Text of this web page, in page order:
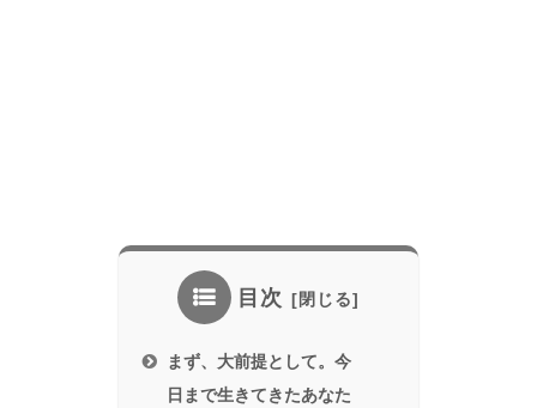
目次
まず、大前提として。今
日まで生きてきたあなた